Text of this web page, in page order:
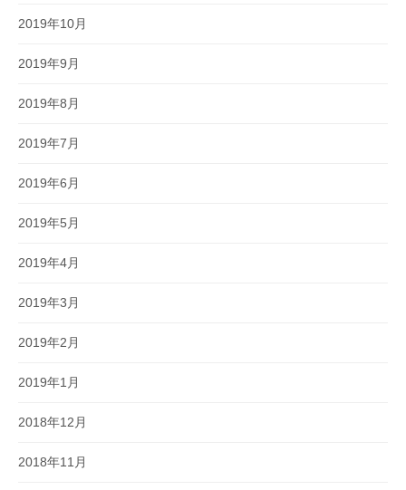
2019年10月
2019年9月
2019年8月
2019年7月
2019年6月
2019年5月
2019年4月
2019年3月
2019年2月
2019年1月
2018年12月
2018年11月